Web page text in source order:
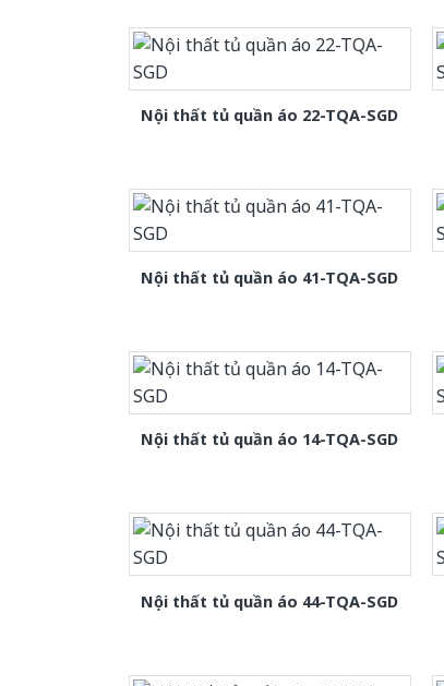
Nội thất tủ quần áo 22-TQA-SGD
Nội thất tủ quần áo 41-TQA-SGD
Nội thất tủ quần áo 14-TQA-SGD
Nội thất tủ quần áo 44-TQA-SGD